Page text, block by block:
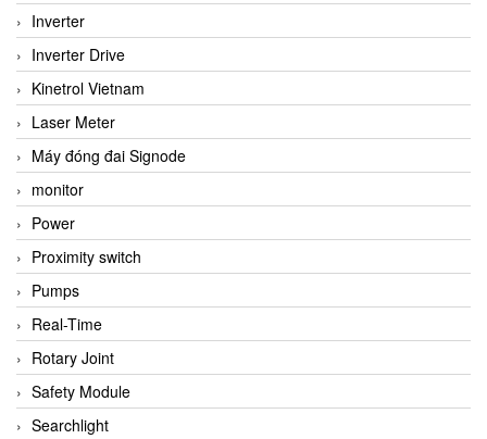
Inverter
Inverter Drive
Kinetrol Vietnam
Laser Meter
Máy đóng đai Signode
monitor
Power
Proximity switch
Pumps
Real-Time
Rotary Joint
Safety Module
Searchlight